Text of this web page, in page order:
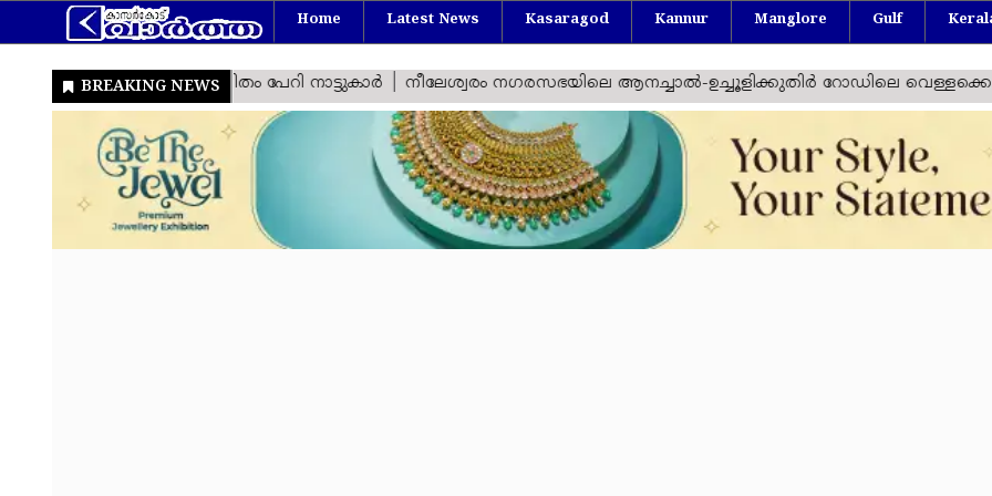
Home Latest News Kasaragod Kannur Manglore Gulf